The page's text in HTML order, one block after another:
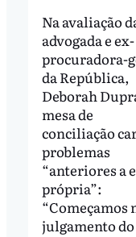
Na avaliação
advogada e ex-
procuradora-
da República,
Deborah
mesa de
conciliação
problemas
“anteriores a
própria”:
“Começamos
julgamento do